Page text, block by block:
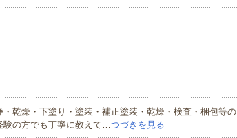
乾燥・下塗り・塗装・補正塗装・乾燥・検査・梱包等の
験の方でも丁寧に教えて…つづきを見る